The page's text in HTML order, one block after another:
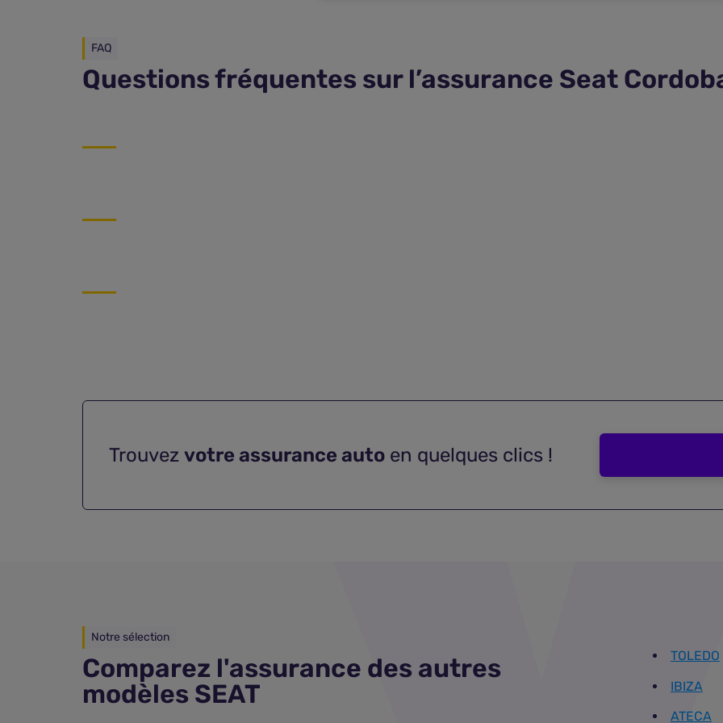
FAQ
Questions fréquentes sur l’assurance Seat
Trouvez votre assurance auto en quelques clics !
Notre sélection
Comparez l'assurance des autres
modèles SEAT
TOLEDO
IBIZA
ATECA